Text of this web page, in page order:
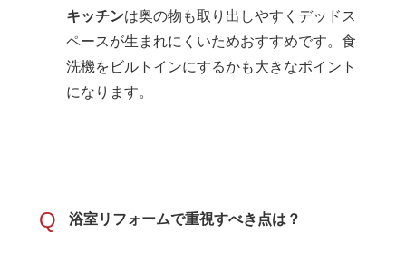
キッチンは奥の物も取り出しやすくデッドス
ペースが生まれにくいためおすすめです。食
洗機をビルトインにするかも大きなポイント
になります。
Q 浴室リフォームで重視すべき点は？